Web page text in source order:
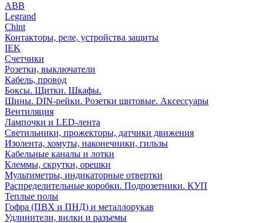
АВВ
Legrand
Chint
Контакторы, реле, устройства защиты
IEK
Счетчики
Розетки, выключатели
Кабель, провод
Боксы. Щитки. Шкафы.
Шины. DIN-рейки. Розетки щитовые. Аксессуары
Вентиляция
Лампочки и LED-лента
Светильники, прожекторы, датчики движения
Изолента, хомуты, наконечники, гильзы
Кабельные каналы и лотки
Клеммы, скрутки, орешки
Мультиметры, индикаторные отвертки
Распределительные коробки. Подрозетники. КУП
Теплые полы
Гофра (ПВХ и ПНД) и металлорукав
Удлинители, вилки и разъемы